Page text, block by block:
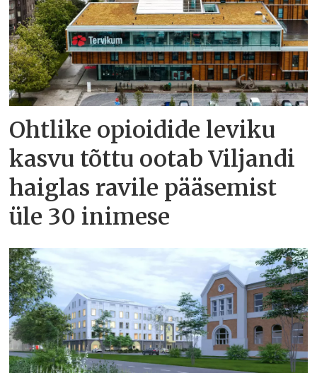
Ohtlike opioidide leviku
kasvu tõttu ootab Viljandi
haiglas ravile pääsemist
üle 30 inimese